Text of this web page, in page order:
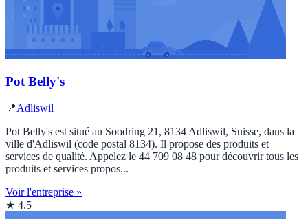
Pot Belly's
📍Adliswil
Pot Belly's est situé au Soodring 21, 8134 Adliswil, Suisse, dans la
ville d'Adliswil (code postal 8134). Il propose des produits et
services de qualité. Appelez le 44 709 08 48 pour découvrir tous les
produits et services propos...
Voir l'entreprise »
★ 4.5